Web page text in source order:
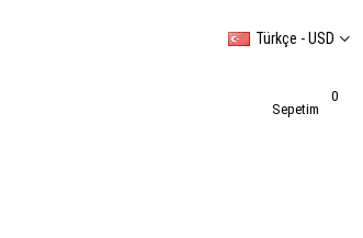
Türkçe - USD
Sepetim
0